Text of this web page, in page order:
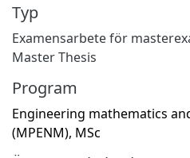
Typ
Examensarbete för
Master Thesis
Program
Engineering mathematics
(MPENM), MSc